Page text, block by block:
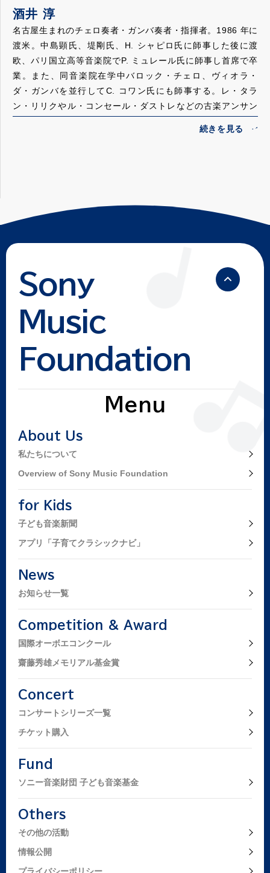
さんの存在というものは私にとりまして大変励みになってい
ます。ですので、これからもいわゆる音楽の中のcolleague
（仲間）として、一緒にいろんな意味で音楽の幅を広げてい
きたいと思っています。
酒井さんはこれまでヨーロッパで素晴らしいご経験を積んで
こられました。これからもますますキャリアを伸ばして活動
を続けていただき、そしてときどき日本でもその成果を見せ
ていただき、桐朋学園を通じての教育活動も続けていただき
には入れ」ても「型から出よ」うとする意欲が大半の学生た
ちに欠けているのを感じ、真の芸術家を育てる難しさを、肌
で感じる今日この頃です。
現代社会は世界中において、自国の利益をまず優先する閉鎖
的な思想が広まりつつあります。そのような中でも音楽は、
空や海のように広大な心で、人と人との繋がりを常に願って
います。今こそ、この世界に生きる喜びや悲しみをお互いに
分かち合えるメッセージを音楽家として発信しなければなり
心より感謝申し上げます。
皆さま、本日は私のようなヨーロッパを中心に活動している
者にこのような賞をいただきましてありがとうございます。
ソニー音楽財団様、選んでいただいた選考委員の皆さま、心
から御礼を申し上げます。
出会いというものはとても大切だとこの頃実感しておりま
す。私は子どものころに父の仕事の関係でアメリカに移りま
平一郎先生に出会い、そしてそのご縁で堤剛先生とも出会う
ことができました。その後家族が日本に帰った後もヨーロッ
パに行って、たくさんの方に助けられながらここまでやって
くることができました。
たが、齋藤秀雄先生の偉大なる日本の文化発展への功績、そ
して堤先生のチェロ界そして音楽界の発展への功績、そのよ
上げて本当に自信が無いのですが、皆さまのご協力をいただ
今後は、もう少し日本での活動を増やすことができれば、と
も思っています。そこで、桐朋学園でのチェロとヴィオラ・
ダ・ガンバの若い世代の育成や、17～18世紀のオペラの紹介
また、私は長年ヨーロッパで通奏低音の仕事でオペラに関わ
そしてチェロとヴィオラ・ダ・ガンバの演奏に於いては、“室
ば、この賞をいただいた恩返しができるのでは、と思ってい
ます。
私に最初にチェロの手ほどきをしてくださった中島顕先生、
に初めてのリサイタルを開催してくださった鈴木詢先生、そ
の言葉を申し上げます。
最後にソニー音楽財団様、そして選考委員の先生方、重ねて
御礼を申し上げます。どうもありがとうございました。
酒井 淳
名古屋生まれのチェロ奏者・ガンバ奏者・指揮者。1986 年に
渡米。中島顕氏、堤剛氏、H. シャピロ氏に師事した後に渡
欧、パリ国立高等音楽院でP. ミュレール氏に師事し首席で卒
業。また、同音楽院在学中バロック・チェロ、ヴィオラ・
ダ・ガンバを並行してC. コワン氏にも師事する。レ・タラ
ン・リリクやル・コンセール・ダストレなどの古楽アンサン
る。室内楽に力を注いでおり、シット・ファスト（ガンバ・
ール音楽のスペシャリストとして高く評価される。2015 年に
ースし、朝日新聞紙上に「豪壮で憂愁濃く、魔性と情念渦巻
ディジョンやリールのオペラ座、オペラ・コミック座にて、
シャルパンティエやモーツァルトなどのオペラを上演、成功
を収めている。現在、桐朋学園大学特任教授。
i-sakai.com
Sony
Music
Foundation
Menu
About Us
私たちについて
Overview of Sony Music Foundation
Concert
コンサートシリーズ一覧
チケット購入
for Kids
子ども音楽新聞
アプリ「子育てクラシックナビ」
Fund
ソニー音楽財団 子ども音楽基金
News
お知らせ一覧
Others
その他の活動
情報公開
Competition & Award
国際オーボエコンクール
齋藤秀雄メモリアル基金賞